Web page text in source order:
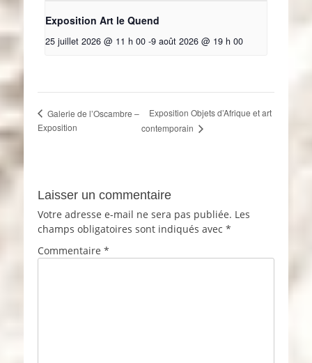
Exposition Art le Quend
25 juillet 2026 @ 11 h 00 -9 août 2026 @ 19 h 00
Galerie de l’Oscambre –
Exposition
Exposition Objets d’Afrique et art
contemporain
Laisser un commentaire
Votre adresse e-mail ne sera pas publiée. Les
champs obligatoires sont indiqués avec *
Commentaire *